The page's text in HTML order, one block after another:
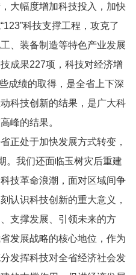
大幅度增加科技投入，加快
科技支撑工程，攻克了
、装备制造等特色产业发展
成果227项，科技对经济增
成绩的取得，是全省上下深
科技创新的结果，是广大科
峰的结果。
处于加快发展方式转变，
。我们还面临玉树灾后重建
技革命浪潮，面对区域间争
认识科技创新的重大意义，
支撑发展、引领未来的方
发展战略的核心地位，作为
发挥科技对全省经济社会发